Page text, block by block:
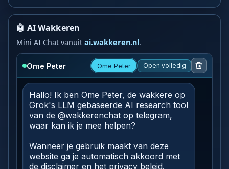
🤖 AI Wakkeren
Mini AI Chat vanuitai.wakkeren.nl.